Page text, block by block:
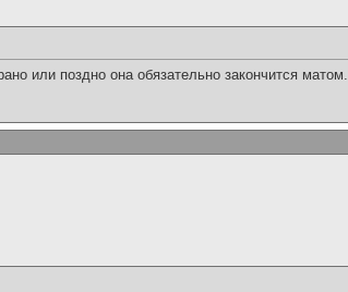
или поздно она обязательно закончится матом.